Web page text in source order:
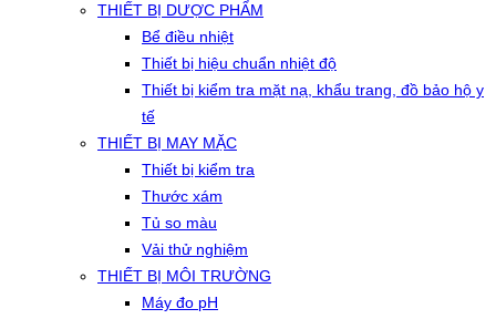
THIẾT BỊ DƯỢC PHẨM
Bể điều nhiệt
Thiết bị hiệu chuẩn nhiệt độ
Thiết bị kiểm tra mặt nạ, khẩu trang, đồ bảo hộ y
tế
THIẾT BỊ MAY MẶC
Thiết bị kiểm tra
Thước xám
Tủ so màu
Vải thử nghiệm
THIẾT BỊ MÔI TRƯỜNG
Máy đo pH